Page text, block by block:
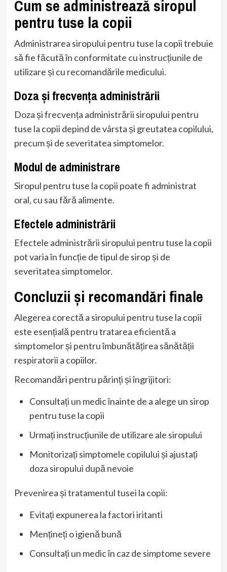
Cum se administrează siropul
pentru tuse la copii
Administrarea siropului pentru tuse la copii trebuie
să fie făcută în conformitate cu instrucțiunile de
utilizare și cu recomandările medicului.
Doza și frecvența administrării
Doza și frecvența administrării siropului pentru
tuse la copii depind de vârsta și greutatea copilului,
precum și de severitatea simptomelor.
Modul de administrare
Siropul pentru tuse la copii poate fi administrat
oral, cu sau fără alimente.
Efectele administrării
Efectele administrării siropului pentru tuse la copii
pot varia în funcție de tipul de sirop și de
severitatea simptomelor.
Concluzii și recomandări finale
Alegerea corectă a siropului pentru tuse la copii
este esențială pentru tratarea eficientă a
simptomelor și pentru îmbunătățirea sănătății
respiratorii a copiilor.
Recomandări pentru părinți și îngrijitori:
Consultați un medic înainte de a alege un sirop
pentru tuse la copii
Urmați instrucțiunile de utilizare ale siropului
Monitorizați simptomele copilului și ajustați
doza siropului după nevoie
Prevenirea și tratamentul tusei la copii:
Evitați expunerea la factori iritanti
Mențineți o igienă bună
Consultați un medic în caz de simptome severe